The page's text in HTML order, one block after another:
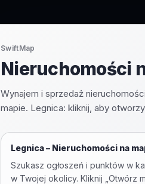
SwiftMap
Nieruchomości
Wynajem i sprzedaż
mapie. Legnica: kliknij, aby
Legnica– Nieruchomości na
Szukasz ogłoszeń i punktów w
w Twojej okolicy. Kliknij „Otwórz